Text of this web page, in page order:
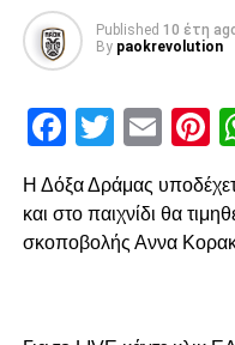
Published 10 έτη
By paokrevolution
Facebook
Twitter
Η Δόξα Δράμας
και στο παιχνίδι θα
σκοποβολής Αννα